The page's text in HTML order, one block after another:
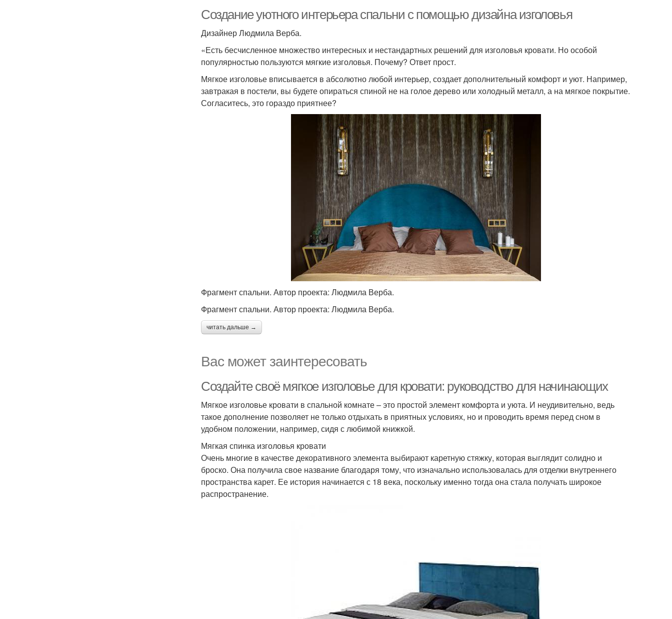
Создание уютного интерьера спальни с помощью дизайна изголовья
Дизайнер Людмила Верба.
«Есть бесчисленное множество интересных и нестандартных решений для изголовья кровати. Но особой
популярностью пользуются мягкие изголовья. Почему? Ответ прост.
Мягкое изголовье вписывается в абсолютно любой интерьер, создает дополнительный комфорт и уют. Например,
завтракая в постели, вы будете опираться спиной не на голое дерево или холодный металл, а на мягкое покрытие.
Согласитесь, это гораздо приятнее?
Фрагмент спальни. Автор проекта: Людмила Верба.
Фрагмент спальни. Автор проекта: Людмила Верба.
читать дальше →
Вас может заинтересовать
Создайте своё мягкое изголовье для кровати: руководство для начинающих
Мягкое изголовье кровати в спальной комнате – это простой элемент комфорта и уюта. И неудивительно, ведь
такое дополнение позволяет не только отдыхать в приятных условиях, но и проводить время перед сном в
удобном положении, например, сидя с любимой книжкой.
Мягкая спинка изголовья кровати
Очень многие в качестве декоративного элемента выбирают каретную стяжку, которая выглядит солидно и
броско. Она получила свое название благодаря тому, что изначально использовалась для отделки внутреннего
пространства карет. Ее история начинается с 18 века, поскольку именно тогда она стала получать широкое
распространение.